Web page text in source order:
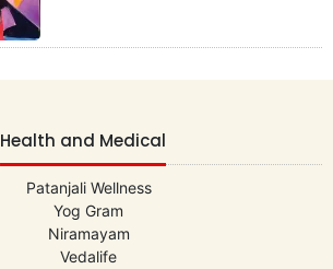
Health and Medical
Patanjali Wellness
Yog Gram
Niramayam
Vedalife